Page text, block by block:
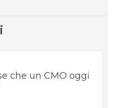
che un CMO oggi